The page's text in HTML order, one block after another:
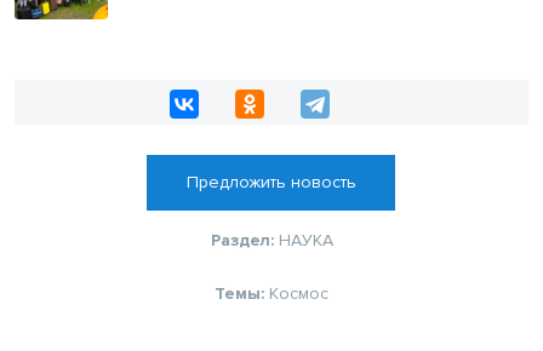
Предложить новость
Раздел: НАУКА
Темы: Космос